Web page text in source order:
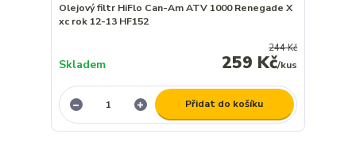
Olejový filtr HiFlo Can-Am ATV 1000 Renegade X
xc rok 12-13 HF152
244 Kč
259 Kč/kus
Skladem
Přidat do košíku